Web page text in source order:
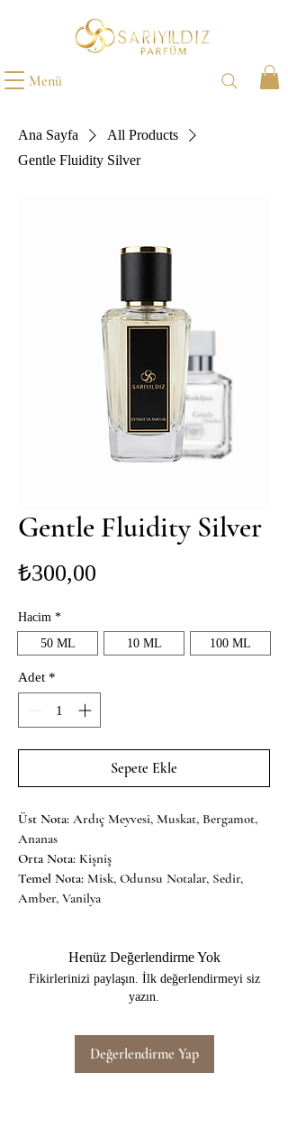
Menü
Ana Sayfa
All Products
Gentle Fluidity Silver
Gentle Fluidity Silver
₺300,00
Hacim *
50 ML
10 ML 100 ML
Adet *
Sepete Ekle
Üst Nota: Ardıç Meyvesi, Muskat, Bergamot,
Ananas
Orta Nota: Kişniş
Temel Nota: Misk, Odunsu Notalar, Sedir,
Amber, Vanilya
Henüz Değerlendirme Yok
Fikirlerinizi paylaşın. İlk değerlendirmeyi siz
yazın.
Değerlendirme Yap